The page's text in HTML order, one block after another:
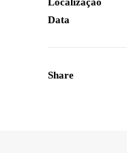
Data
Share